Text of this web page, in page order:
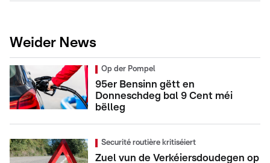
Weider News
Op der Pompel
95er Bensinn gëtt en
Donneschdeg bal 9 Cent méi
bëlleg
Securité routière kritiséiert
Zuel vun de Verkéiersdoudegen op